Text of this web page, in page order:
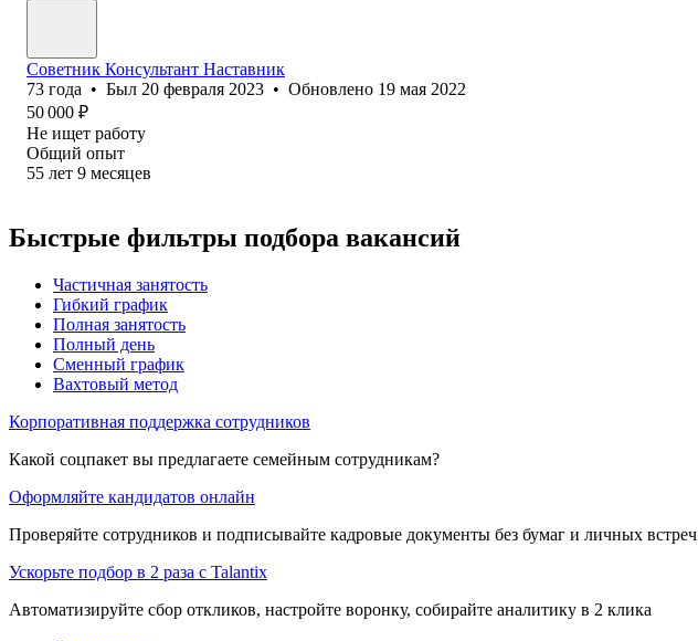
Советник Консультант Наставник
73 года • Был 20 февраля 2023 • Обновлено 19 мая 2022
50 000 ₽
Не ищет работу
Общий опыт
55 лет 9 месяцев
Быстрые фильтры подбора вакансий
Частичная занятость
Гибкий график
Полная занятость
Полный день
Сменный график
Вахтовый метод
Корпоративная поддержка сотрудников
Какой соцпакет вы предлагаете семейным сотрудникам?
Оформляйте кандидатов онлайн
Проверяйте сотрудников и подписывайте кадровые документы без бумаг и личных встреч
Ускорьте подбор в 2 раза с Talantix
Автоматизируйте сбор откликов, настройте воронку, собирайте аналитику в 2 клика